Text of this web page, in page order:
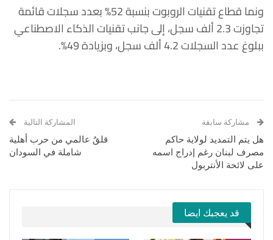
ونما قطاع تقنيات الروبوت بنسبة 52% بعدد سجلات قائمة
تجاوزت 2.3 ألف سجل، إلى جانب تقنيات الذكاء الاصطناعي
ببلوغ عدد السجلات 4.2 ألف سجل، وبزيادة 49%.
مشاركة سابقة
هل يتم التمديد لولاية حاكم
مصرف لبنان رغم إدراج اسمه
على لائحة الأنتربول
المشاركة التالية
قلقٌ عالمي من حرب أهلية
شاملة في السودان
قد يعجبك ايضا